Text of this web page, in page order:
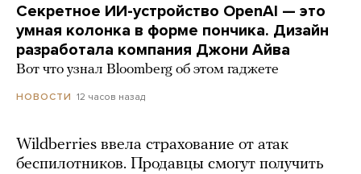
Секретное ИИ-устройство OpenAI — это
умная колонка в форме пончика. Дизайн
разработала компания Джони Айва
Вот что узнал Bloomberg об этом гаджете
НОВОСТИ 12 часов назад
Wildberries ввела страхование от атак
беспилотников. Продавцы смогут получить